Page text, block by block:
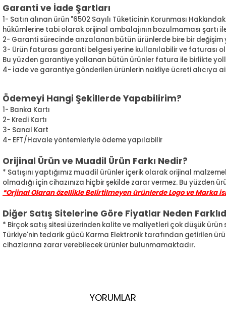
Garanti ve İade Şartları
1- Satın alınan ürün "6502 Sayılı Tüketicinin Korunması
hükümlerine tabi olarak orijinal ambalajının bozulmaması şartı
2- Garanti sürecinde arızalanan bütün ürünlerde bire bir değişim
3- Ürün faturası garanti belgesi yerine kullanılabilir ve faturası
Bu yüzden garantiye yollanan bütün ürünler fatura ile birlikte
4- İade ve garantiye gönderilen ürünlerin nakliye ücreti alıcıya
Ödemeyi Hangi Şekillerde Yapabilirim?
1- Banka Kartı
2- Kredi Kartı
3- Sanal Kart
4- EFT/Havale yöntemleriyle ödeme yapılabilir
Orijinal Ürün ve Muadil Ürün Farkı Nedir?
* Satışını yaptığımız muadil ürünler içerik olarak orijinal
olmadığı için cihazınıza hiçbir şekilde zarar vermez. Bu yüzden
*Orjinal Olaran özellikle Belirtilmeyen ürünlerde Logo ve Marka
Diğer Satış Sitelerine Göre Fiyatlar Neden
* Birçok satış sitesi üzerinden kalite ve maliyetleri çok düşük ürün
Türkiye'nin tedarik gücü Karma Elektronik tarafından getirilen
cihazlarına zarar verebilecek ürünler bulunmamaktadır.
YORUMLAR